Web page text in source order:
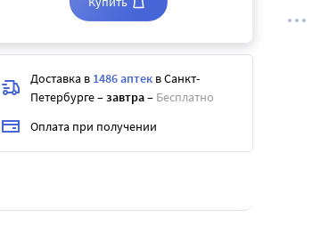
Доставка в 1486 аптек в Санкт-
Петербурге–завтра– Бесплатно
Оплата при получении